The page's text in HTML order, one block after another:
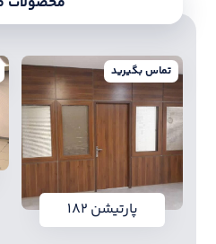
پارتیشن ۱۸۲
تماس بگیرید